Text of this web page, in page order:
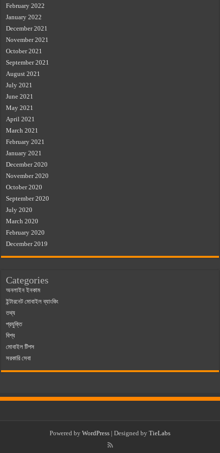
February 2022
January 2022
December 2021
November 2021
October 2021
September 2021
August 2021
July 2021
June 2021
May 2021
April 2021
March 2021
February 2021
January 2021
December 2020
November 2020
October 2020
September 2020
July 2020
March 2020
February 2020
December 2019
Categories
অনলাইন ইনকাম
ইন্টারনেট মোবাইল ব্যাংকিং
তথ্য
প্রযুক্তি
বিশ্ব
মোবাইল টিপস
সরকারি সেবা
Powered by WordPress | Designed by TieLabs